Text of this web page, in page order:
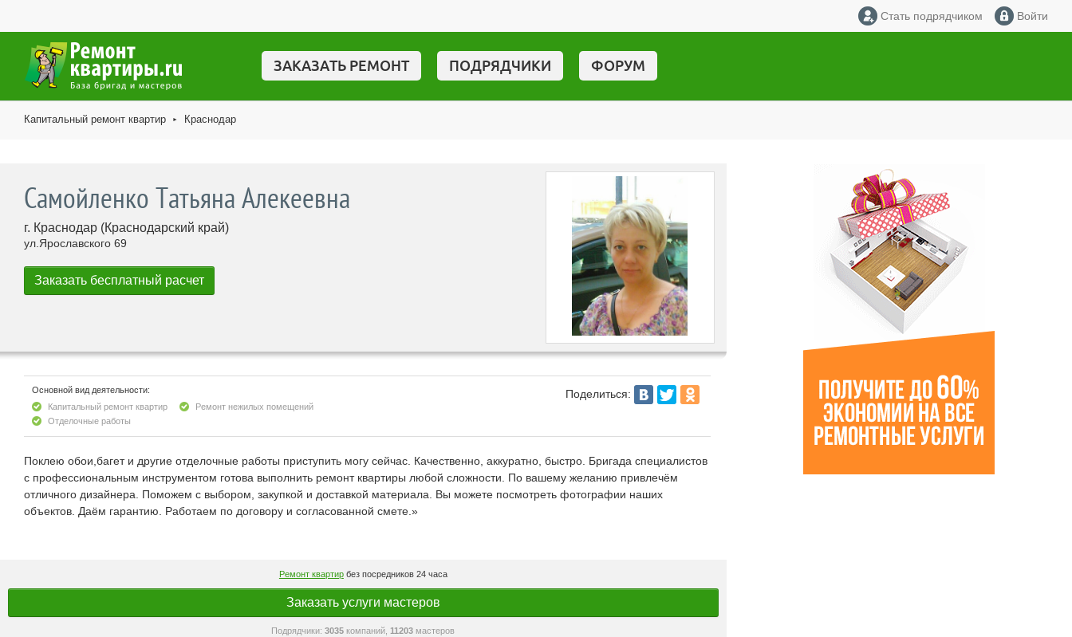
Стать подрядчиком Войти
ЗАКАЗАТЬ РЕМОНТ ПОДРЯДЧИКИ ФОРУМ
Капитальный ремонт квартир ► Краснодар
Самойленко Татьяна Алекеевна
г. Краснодар (Краснодарский край)
ул.Ярославского 69
Основной вид деятельности:
Капитальный ремонт квартир
Ремонт нежилых помещений
Отделочные работы
Поделиться:
Поклею обои,багет и другие отделочные работы приступить могу сейчас. Качественно, аккуратно, быстро. Бригада специалистов
с профессиональным инструментом готова выполнить ремонт квартиры любой сложности. По вашему желанию привлечём
отличного дизайнера. Поможем с выбором, закупкой и доставкой материала. Вы можете посмотреть фотографии наших
объектов. Даём гарантию. Работаем по договору и согласованной смете.»
Ремонт квартирбез посредников 24 часа
Заказать услуги мастеров
Подрядчики:3035 компаний, 11203 мастеров